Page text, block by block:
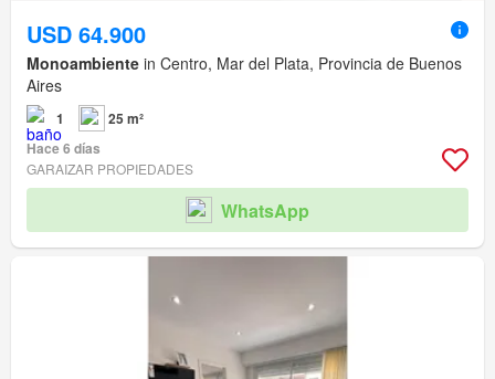
USD 64.900
Monoambiente in Centro, Mar del Plata, Provincia de Buenos
Aires
1
25 m²
Hace 6 días
GARAIZAR PROPIEDADES
WhatsApp